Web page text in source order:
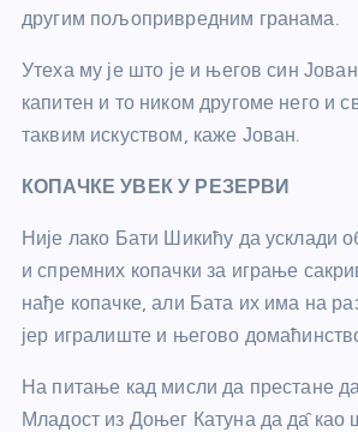
другим пољопривредним гранама.
Утеха му је што је и његов син
капитен и то ником другоме него
таквим искуством, каже Јован.
КОПАЧКЕ УВЕК У РЕЗЕРВИ
Није лако Бати Шикићу да усклади
и спремних копачки за играње
нађе копачке, али Бата их има на
јер игралиште и његово
На питање кад мисли да престане
Младост из Доњег Катуна да да̑као